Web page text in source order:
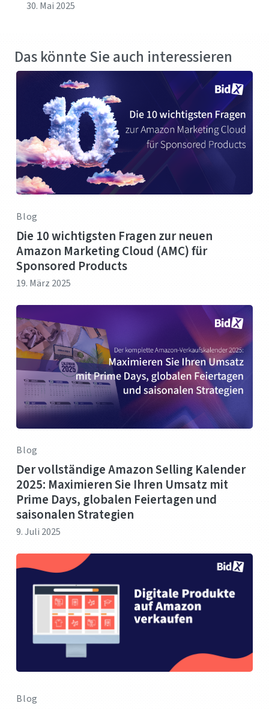
30. Mai 2025
Das könnte Sie auch interessieren
Blog
Die 10 wichtigsten Fragen zur neuen
Amazon Marketing Cloud (AMC) für
Sponsored Products
19. März 2025
Blog
Der vollständige Amazon Selling Kalender
2025: Maximieren Sie Ihren Umsatz mit
Prime Days, globalen Feiertagen und
saisonalen Strategien
9. Juli 2025
Blog